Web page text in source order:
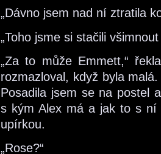
„Dávno jsem nad ní ztratila
„Toho jsme si stačili
„Za to může Emmett,“
rozmazloval, když byla
Posadila jsem se na postel
s kým Alex má a jak to s ní
upírkou.
„Rose?“